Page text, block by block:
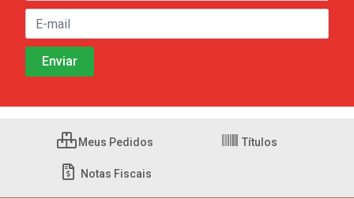
Meus Pedidos Títulos
Notas Fiscais